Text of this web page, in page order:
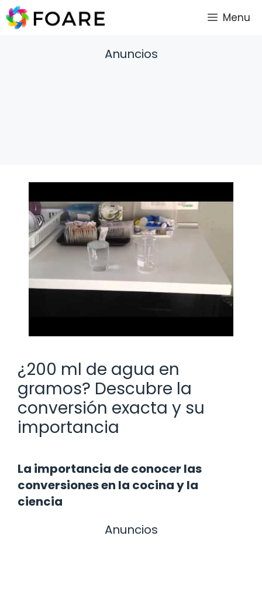
Saltar
al
Menu
Anuncios
¿200 ml de agua en
gramos? Descubre la
conversión exacta y su
importancia
La importancia de conocer las
conversiones en la cocina y la
ciencia
Anuncios